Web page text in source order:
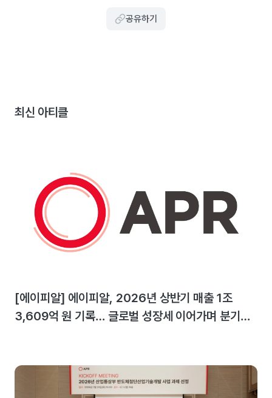
공유하기
최신 아티클
[에이피알] 에이피알, 2026년 상반기 매출 1조
3,609억 원 기록… 글로벌 성장세 이어가며 분기